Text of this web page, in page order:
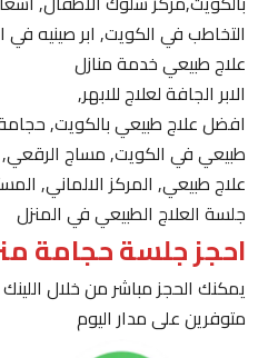
التخاطب في الكويت, ابر صينيه في
علاج طبيعي خدمة منازل
الابر الجافة لعلاج للابهر,
افضل علاج طبيعي بالكويت, حجامة
طبيعي في الكويت, مساج الرقعي,
علاج طبيعي, المركز الالماني,
جلسة العلاج الطبيعي في المنزل
احجز جلسة حجامة
يمكنك الحجز مباشر من خلال اللينك
متوفرين على مدار اليوم